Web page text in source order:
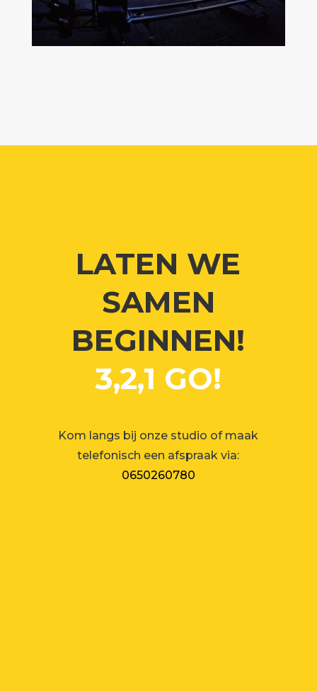
LATEN WE
SAMEN
BEGINNEN!
3,2,1 GO!
Kom langs bij onze studio of maak
telefonisch een afspraak via:
0650260780